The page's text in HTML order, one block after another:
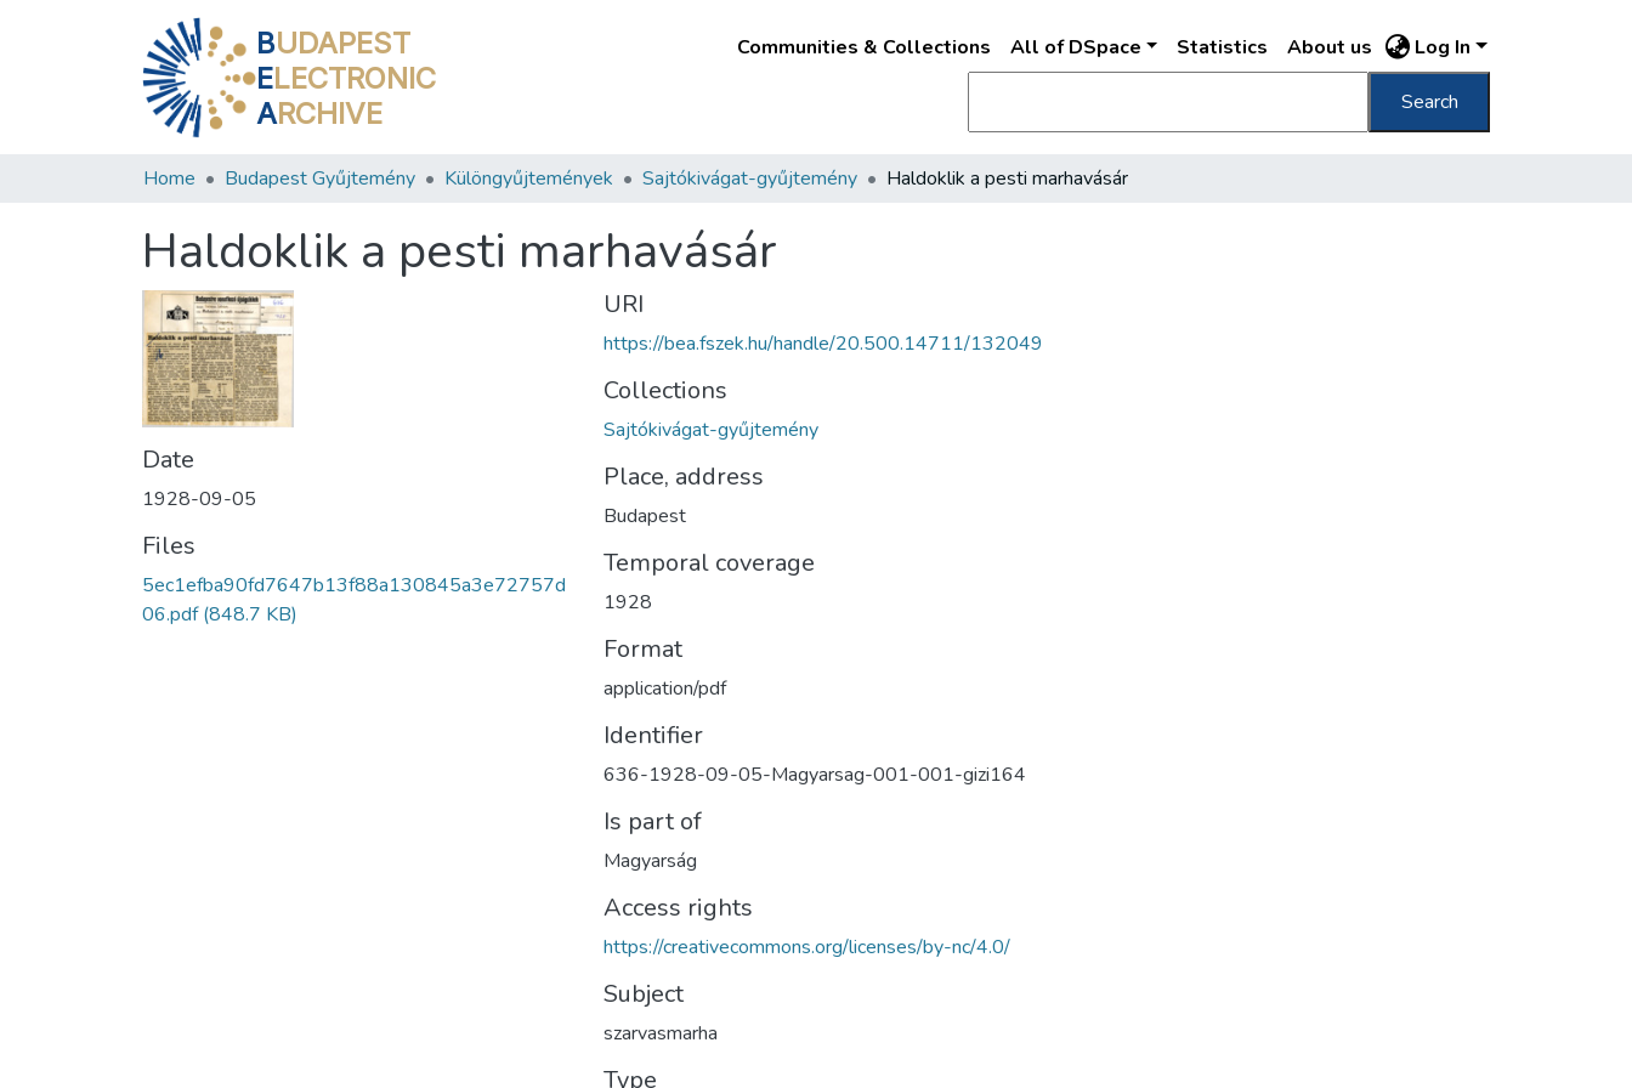
BUDAPEST
ELECTRONIC
ARCHIVE
Communities & Collections All of DSpace Statistics About us Log In
Search
Home Budapest Gyűjtemény Különgyűjtemények Sajtókivágat-gyűjtemény Haldoklik a pesti marhavásár
Haldoklik a pesti marhavásár
Date
1928-09-05
Files
5ec1efba90fd7647b13f88a130845a3e72757d
06.pdf(848.7 KB)
URI
https://bea.fszek.hu/handle/20.500.14711/132049
Collections
Sajtókivágat-gyűjtemény
Place, address
Budapest
Temporal coverage
1928
Format
application/pdf
Identifier
636-1928-09-05-Magyarsag-001-001-gizi164
Is part of
Magyarság
Access rights
https://creativecommons.org/licenses/by-nc/4.0/
Subject
szarvasmarha
Type